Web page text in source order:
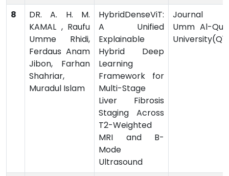
8
DR. A. H. M.
KAMAL , Raufu
Umme Rhidi,
Ferdaus Anam
Jibon, Farhan
Shahriar,
Muradul Islam
HybridDenseViT:
A Unified
Explainable
Hybrid Deep
Learning
Framework for
Multi-Stage
Liver Fibrosis
Staging Across
T2-Weighted
MRI and B-
Mode
Ultrasound
Journal
Umm Al-
University(Q1)